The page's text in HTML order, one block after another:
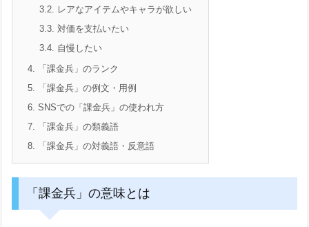
3.2. レアなアイテムやキャラが欲しい
3.3. 対価を支払いたい
3.4. 自慢したい
4. 「課金兵」のランク
5. 「課金兵」の例文・用例
6. SNSでの「課金兵」の使われ方
7. 「課金兵」の類義語
8. 「課金兵」の対義語・反意語
「課金兵」の意味とは